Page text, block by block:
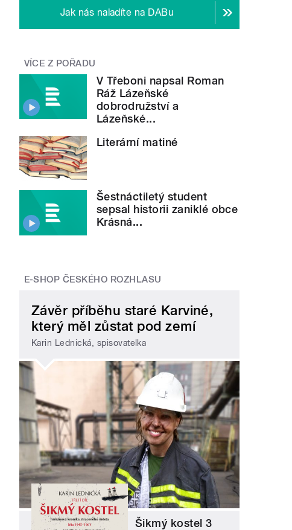
Jak nás naladíte na DABu
VÍCE Z POŘADU
V Třeboni napsal Roman
Ráž Lázeňské
dobrodružství a
Lázeňské...
Literární matiné
Šestnáctiletý student
sepsal historii zaniklé obce
Krásná...
E-SHOP ČESKÉHO ROZHLASU
Závěr příběhu staré Karviné,
který měl zůstat pod zemí
Karin Lednická, spisovatelka
Šikmý kostel 3